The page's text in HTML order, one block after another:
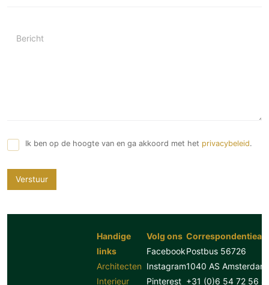
Bericht
Ik ben op de hoogte van en ga akkoord met het privacybeleid.
Verstuur
Handige
links
Architecten
Interieur
Volg ons
Facebook
Instagram
Pinterest
Postbus 56726
1040 AS Amsterdam
+31 (0)6 54 72 56